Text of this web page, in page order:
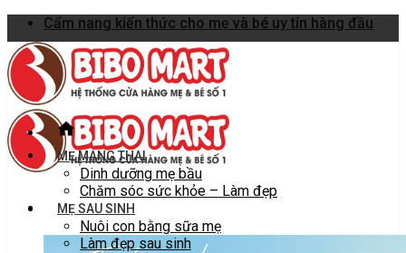
Skip
to
content
Cẩm nang kiến thức cho mẹ và bé uy tín hàng đầu
MẸ MANG THAI
Dinh dưỡng mẹ bầu
Chăm sóc sức khỏe – Làm đẹp
MẸ SAU SINH
Nuôi con bằng sữa mẹ
Làm đẹp sau sinh